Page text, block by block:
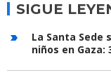
SIGUE
La Santa Sede
niños en Gaza: